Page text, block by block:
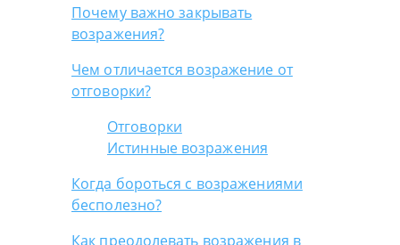
Почему важно закрывать
возражения?
Чем отличается возражение от
отговорки?
Отговорки
Истинные возражения
Когда бороться с возражениями
бесполезно?
Как преодолевать возражения в